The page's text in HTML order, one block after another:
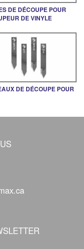
DE DÉCOUPE POUR
DE VINYLE
DE DÉCOUPE POUR